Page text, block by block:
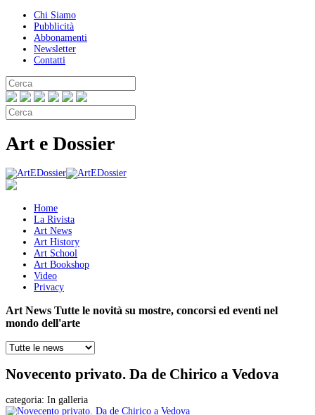
Chi Siamo
Pubblicità
Abbonamenti
Newsletter
Contatti
Art e Dossier
Home
La Rivista
Art News
Art History
Art School
Art Bookshop
Video
Privacy
Art News Tutte le novità su mostre, concorsi ed eventi nel
mondo dell'arte
Novecento privato. Da de Chirico a Vedova
categoria: In galleria